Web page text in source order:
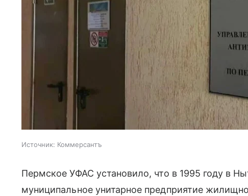
Источник: Коммерсантъ
Пермское УФАС установило, что в 1995 году в
муниципальное унитарное предприятие